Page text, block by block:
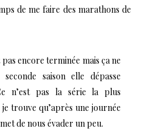
de me faire des marathons de
pas encore terminée mais ça ne
saison elle dépasse
n’est pas la série la plus
trouve qu’après une journée
de nous évader un peu.